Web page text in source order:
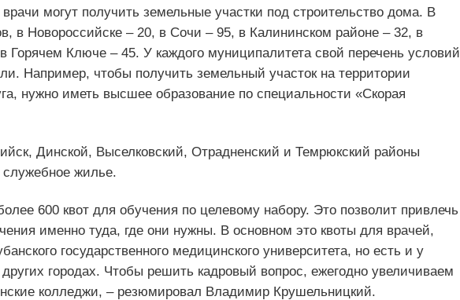
могут получить земельные участки под строительство дома. В
в Новороссийске – 20, в Сочи – 95, в Калининском районе – 32, в
Горячем Ключе – 45. У каждого муниципалитета свой перечень условий
Например, чтобы получить земельный участок на территории
нужно иметь высшее образование по специальности «Скорая
Динской, Выселковский, Отрадненский и Темрюкский районы
жилье.
600 квот для обучения по целевому набору. Это позволит привлечь
именно туда, где они нужны. В основном это квоты для врачей,
государственного медицинского университета, но есть и у
городах. Чтобы решить кадровый вопрос, ежегодно увеличиваем
колледжи, – резюмировал Владимир Крушельницкий.